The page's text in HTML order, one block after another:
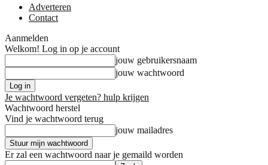
Adverteren
Contact
Aanmelden
Welkom! Log in op je account
jouw gebruikersnaam
jouw wachtwoord
Je wachtwoord vergeten? hulp krijgen
Wachtwoord herstel
Vind je wachtwoord terug
jouw mailadres
Er zal een wachtwoord naar je gemaild worden